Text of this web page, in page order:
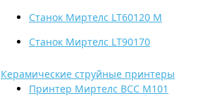
Cтанок Миртелс LT60120 М
Cтанок Миртелс LT90170
Керамические струйные принтеры
Принтер Миртелс BСС М101